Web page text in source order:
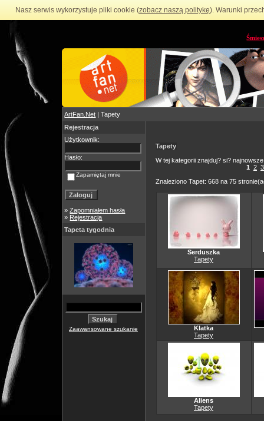
Nasz serwis wykorzystuje pliki cookie (zobacz naszą politykę). Warunki
ArtFan.Net | Tapety
Rejestracja
Użytkownik:
Hasło:
Zapamiętaj mnie
»Zapomniałem hasła
» Rejestracja
Tapeta tygodnia
Zaawansowane szukanie
Tapety
W tej kategorii znajduj? si?
1 2 3
Znaleziono Tapet: 668 na 75
Serduszka
Tapety
Klatka
Tapety
Aliens
Tapety